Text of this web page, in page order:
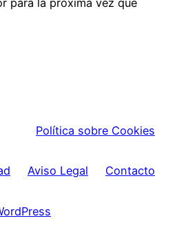
para la próxima vez que
Política sobre Cookies
Aviso Legal Contacto